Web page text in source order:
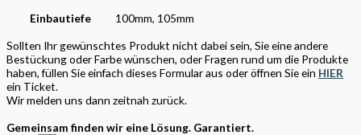
Einbautiefe
100mm, 105mm
Sollten Ihr gewünschtes Produkt nicht dabei sein, Sie eine andere
Bestückung oder Farbe wünschen, oder Fragen rund um die Produkte
haben, füllen Sie einfach dieses Formular aus oder öffnen Sie ein HIER
ein Ticket.
Wir melden uns dann zeitnah zurück.
Gemeinsam finden wir eine Lösung. Garantiert.